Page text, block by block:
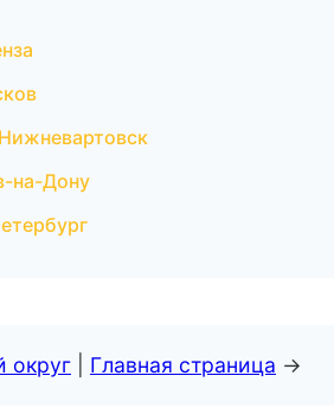
на-Дону
округ Главная страница →